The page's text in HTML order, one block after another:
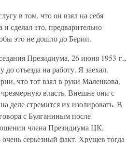
в том, что он взял на себя
сделал это, предварительно
это не дошло до Берии.
Президиума, 26 июня 1953 г.,
отъезда на работу. Я заехал.
что тот взял в руки Маленкова,
власть. Внешне они с
стремится их изолировать. В
с Булганиным после
члена Президиума ЦК,
серьезный факт. Хрущев тогда